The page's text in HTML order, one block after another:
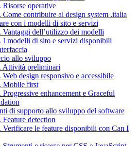
Risorse operative
Come contribuire al design system .italia
con i modelli di sito e servizi
Vantaggi dell’utilizzo dei modelli
I modelli di sito e servizi disponibili
allo sviluppo
Attività preliminari
Web design responsivo e accessibile
Mobile first
Progressive enhancement e Graceful
di supporto allo sviluppo del software
Feature detection
Verificare le feature disponibili con Can I